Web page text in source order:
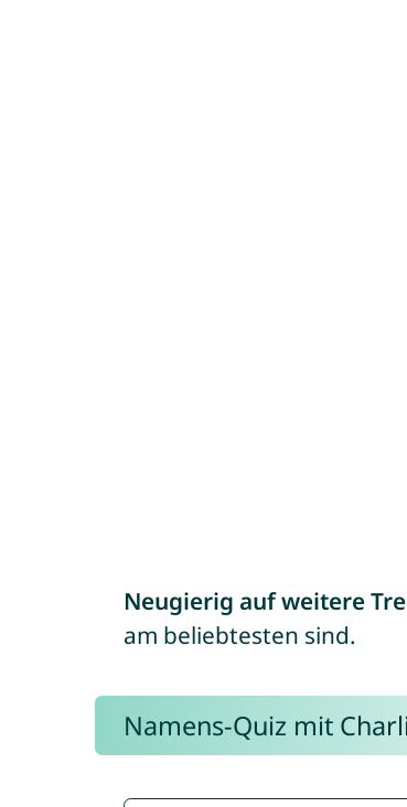
Neugierig auf weitere
am beliebtesten sind.
Namens-Quiz mit